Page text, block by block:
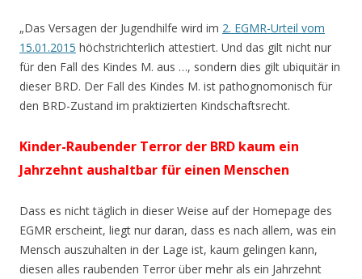
„Das Versagen der Jugendhilfe wird im 2. EGMR-Urteil vom
15.01.2015 höchstrichterlich attestiert. Und das gilt nicht nur
für den Fall des Kindes M. aus …, sondern dies gilt ubiquitär in
dieser BRD. Der Fall des Kindes M. ist pathognomonisch für
den BRD-Zustand im praktizierten Kindschaftsrecht.
Kinder-Raubender Terror der BRD kaum ein
Jahrzehnt aushaltbar für einen Menschen
Dass es nicht täglich in dieser Weise auf der Homepage des
EGMR erscheint, liegt nur daran, dass es nach allem, was ein
Mensch auszuhalten in der Lage ist, kaum gelingen kann,
diesen alles raubenden Terror über mehr als ein Jahrzehnt